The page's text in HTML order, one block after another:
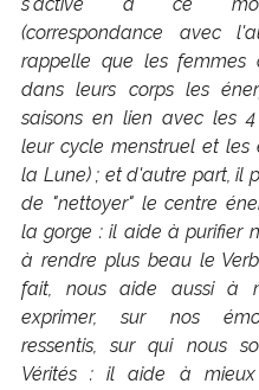
(correspondance avec
rappelle que les femmes
dans leurs corps les
saisons en lien avec les
leur cycle menstruel et les
la Lune) ; et d'autre part, il
de "nettoyer" le centre
la gorge : il aide à purifier
à rendre plus beau le
fait, nous aide aussi à
exprimer, sur nos
ressentis, sur qui nous
Vérités : il aide à mieux